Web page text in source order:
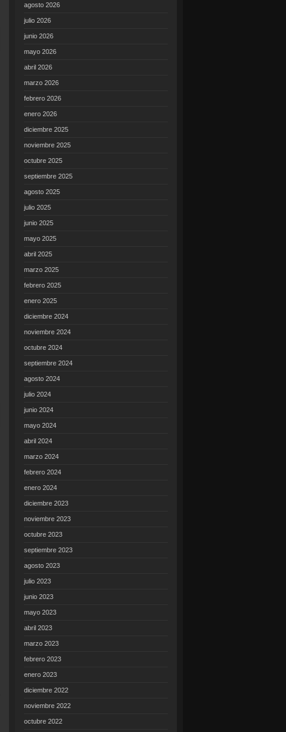
agosto 2026
julio 2026
junio 2026
mayo 2026
abril 2026
marzo 2026
febrero 2026
enero 2026
diciembre 2025
noviembre 2025
octubre 2025
septiembre 2025
agosto 2025
julio 2025
junio 2025
mayo 2025
abril 2025
marzo 2025
febrero 2025
enero 2025
diciembre 2024
noviembre 2024
octubre 2024
septiembre 2024
agosto 2024
julio 2024
junio 2024
mayo 2024
abril 2024
marzo 2024
febrero 2024
enero 2024
diciembre 2023
noviembre 2023
octubre 2023
septiembre 2023
agosto 2023
julio 2023
junio 2023
mayo 2023
abril 2023
marzo 2023
febrero 2023
enero 2023
diciembre 2022
noviembre 2022
octubre 2022